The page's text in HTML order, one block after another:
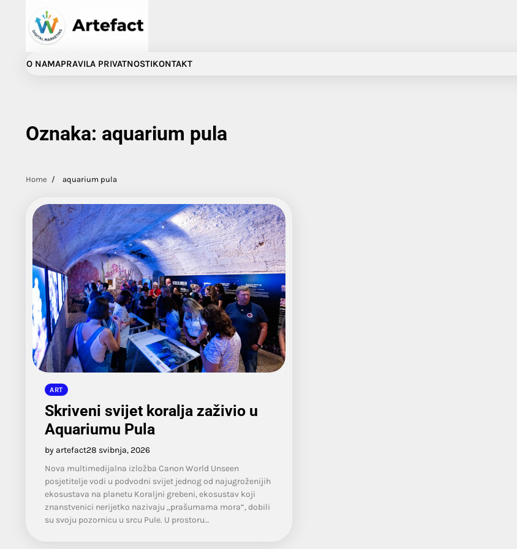
content
O NAMAPRAVILA PRIVATNOSTIKONTAKT
Oznaka: aquarium pula
Home aquarium pula
ART
Skriveni svijet koralja zaživio u
Aquariumu Pula
by artefact28 svibnja, 2026
Nova multimedijalna izložba Canon World Unseen
posjetitelje vodi u podvodni svijet jednog od najugroženijih
ekosustava na planetu Koraljni grebeni, ekosustav koji
znanstvenici nerijetko nazivaju „prašumama mora“, dobili
su svoju pozornicu u srcu Pule. U prostoru…